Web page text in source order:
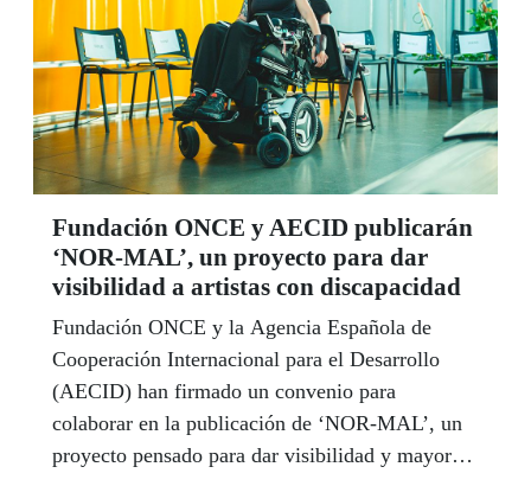
Fundación ONCE y AECID publicarán
‘NOR-MAL’, un proyecto para dar
visibilidad a artistas con discapacidad
Fundación ONCE y la Agencia Española de
Cooperación Internacional para el Desarrollo
(AECID) han firmado un convenio para
colaborar en la publicación de ‘NOR-MAL’, un
proyecto pensado para dar visibilidad y mayor